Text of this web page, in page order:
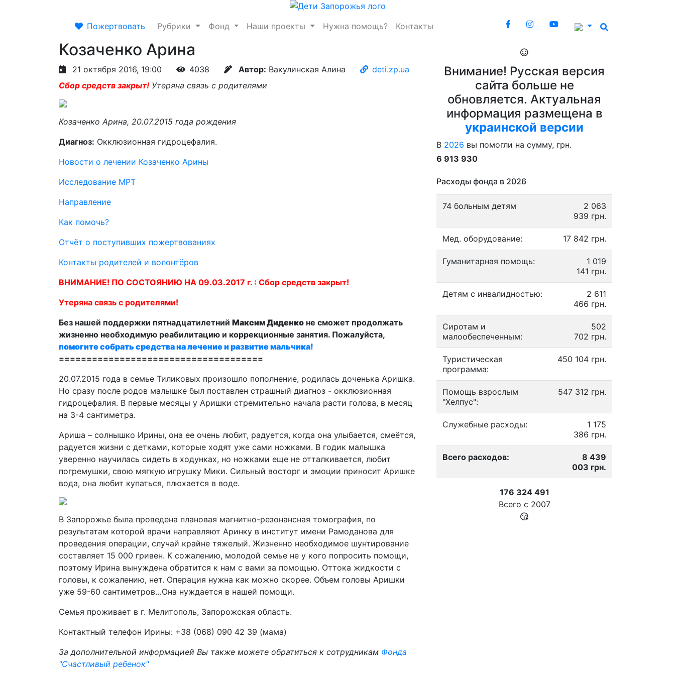
Пожертвовать Рубрики Фонд Наши проекты Нужна помощь? Контакты
Козаченко Арина
21 октября 2016, 19:00 4038 Автор: Вакулинская Алина
deti.zp.ua
Сбор средств закрыт! Утеряна связь с родителями
Козаченко Арина, 20.07.2015 года рождения
Диагноз: Окклюзионная гидроцефалия.
Новости о лечении Козаченко Арины
Исследование МРТ
Направление
Как помочь?
Отчёт о поступивших пожертвованиях
Контакты родителей и волонтёров
ВНИМАНИЕ! ПО СОСТОЯНИЮ НА 09.03.2017 г. : Сбор средств закрыт!
Утеряна связь с родителями!
Без нашей поддержки пятнадцатилетний Максим Диденко не сможет продолжать
жизненно необходимую реабилитацию и коррекционные занятия. Пожалуйста,
помогите собрать средства на лечение и развитие мальчика!
=====================================
20.07.2015 года в семье Тиликовых произошло пополнение, родилась доченька Аришка.
Но сразу после родов малышке был поставлен страшный диагноз - окклюзионная
гидроцефалия. В первые месяцы у Аришки стремительно начала расти голова, в месяц
на 3-4 сантиметра.
Ариша – солнышко Ирины, она ее очень любит, радуется, когда она улыбается, смеётся,
радуется жизни с детками, которые ходят уже сами ножками. В годик малышка
уверенно научилась сидеть в ходунках, но ножками еще не отталкивается, любит
погремушки, свою мягкую игрушку Мики. Сильный восторг и эмоции приносит Аришке
вода, она любит купаться, плюхается в воде.
В Запорожье была проведена плановая магнитно-резонансная томография, по
результатам которой врачи направляют Аринку в институт имени Рамоданова для
проведения операции, случай крайне тяжелый. Жизненно необходимое шунтирование
составляет 15 000 гривен. К сожалению, молодой семье не у кого попросить помощи,
поэтому Ирина вынуждена обратится к нам с вами за помощью. Оттока жидкости с
головы, к сожалению, нет. Операция нужна как можно скорее. Объем головы Аришки
уже 59-60 сантиметров…Она нуждается в нашей помощи.
Семья проживает в г. Мелитополь, Запорожская область.
Контактный телефон Ирины: +38 (068) 090 42 39 (мама)
За дополнительной информацией Вы также можете обратиться к сотрудникам Фонда
"Счастливый ребенок"
Внимание! Русская версия
сайта больше не
обновляется. Актуальная
информация размещена в
украинской версии
В 2026 вы помогли на сумму, грн.
6 913 930
Расходы фонда в 2026
74 больным детям
2 063
939 грн.
Мед. оборудование: 17 842 грн.
Гуманитарная помощь:
1 019
141 грн.
Детям с инвалидностью:
2 611
466 грн.
Сиротам и
малообеспеченным:
502
702 грн.
Туристическая
программа:
450 104 грн.
Помощь взрослым
"Хелпус":
547 312 грн.
Служебные расходы:
1 175
386 грн.
Всего расходов:
8 439
003 грн.
176 324 491
Всего с 2007